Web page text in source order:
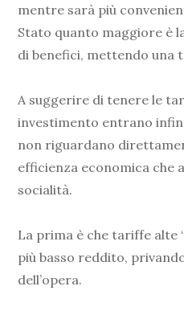
mentre sarà più
Stato quanto maggiore è
di benefici, mettendo una
A suggerire di tenere le
investimento entrano
non riguardano
efficienza economica che
socialità.
La prima è che tariffe alte
più basso reddito,
dell’opera.